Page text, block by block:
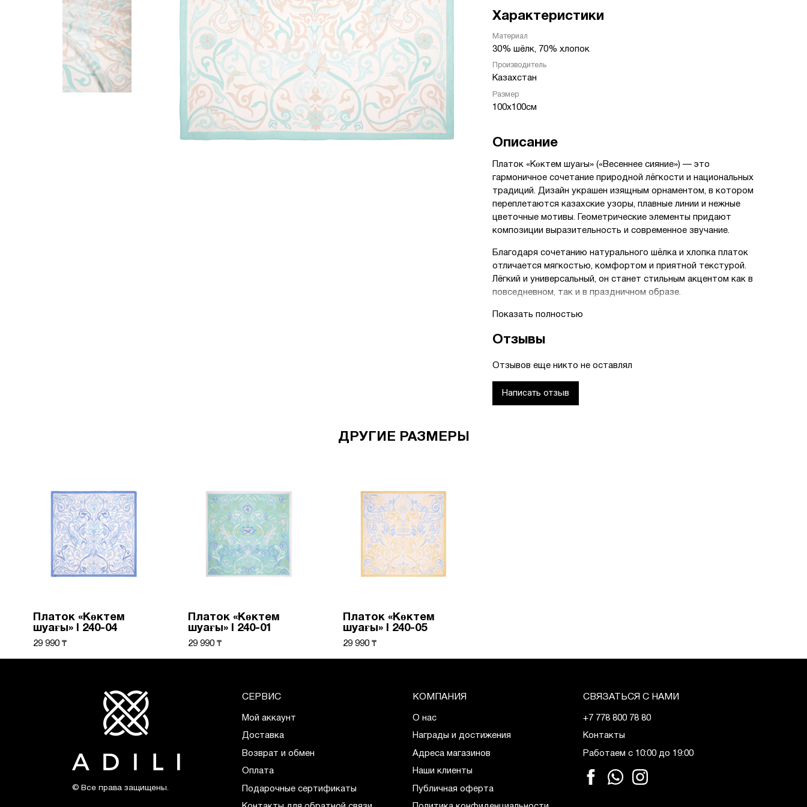
Характеристики
Материал
30% шёлк, 70% хлопок
Производитель
Казахстан
Размер
100х100см
Описание
Платок «Көктем шуағы» («Весеннее сияние») — это
гармоничное сочетание природной лёгкости и национальных
традиций. Дизайн украшен изящным орнаментом, в котором
переплетаются казахские узоры, плавные линии и нежные
цветочные мотивы. Геометрические элементы придают
композиции выразительность и современное звучание.
Благодаря сочетанию натурального шёлка и хлопка платок
отличается мягкостью, комфортом и приятной текстурой.
Лёгкий и универсальный, он станет стильным акцентом как в
повседневном, так и в праздничном образе.
«Көктем шуағы» — аксессуар, который бережно сохраняет
индивидуальность своей обладательницы.
Показать полностью
Отзывы
Отзывов еще никто не оставлял
Написать отзыв
ДРУГИЕ РАЗМЕРЫ
Платок «Көктем
шуағы» I 240-04
29 990 ₸
Платок «Көктем
шуағы» I 240-01
29 990 ₸
Платок «Көктем
шуағы» I 240-05
29 990 ₸
© Все права защищены.
СЕРВИС
Мой аккаунт
Доставка
Возврат и обмен
Оплата
Подарочные сертификаты
КОМПАНИЯ
О нас
Награды и достижения
Адреса магазинов
Наши клиенты
Публичная оферта
СВЯЗАТЬСЯ С НАМИ
+7 778 800 78 80
Контакты
Работаем с 10:00 до 19:00